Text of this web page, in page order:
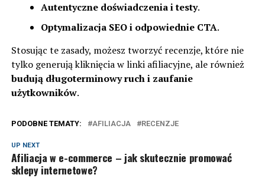
Autentyczne doświadczenia i testy.
Optymalizacja SEO i odpowiednie CTA.
Stosując te zasady, możesz tworzyć recenzje, które nie
tylko generują kliknięcia w linki afiliacyjne, ale również
budują długoterminowy ruch i zaufanie
użytkowników.
PODOBNE TEMATY: AFILIACJA RECENZJE
UP NEXT
Afiliacja w e-commerce – jak skutecznie promować
sklepy internetowe?